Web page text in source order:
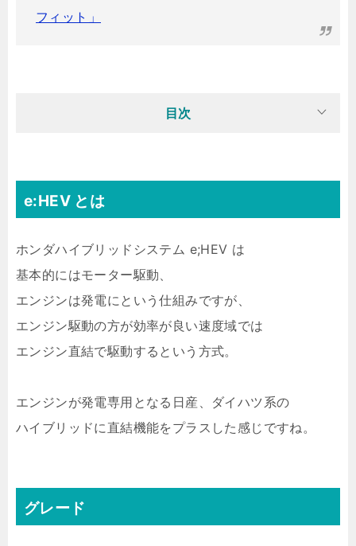
フィット」
目次
e:HEV とは
ホンダハイブリッドシステム e;HEV は
基本的にはモーター駆動、
エンジンは発電にという仕組みですが、
エンジン駆動の方が効率が良い速度域では
エンジン直結で駆動するという方式。
エンジンが発電専用となる日産、ダイハツ系の
ハイブリッドに直結機能をプラスした感じですね。
グレード